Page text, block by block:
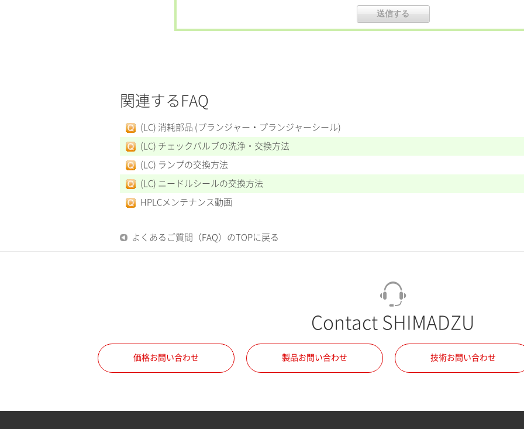
関連するFAQ
(LC) 消耗部品 (プランジャー・プランジャーシール)
(LC) チェックバルブの洗浄・交換方法
(LC) ランプの交換方法
(LC) ニードルシールの交換方法
HPLCメンテナンス動画
よくあるご質問（FAQ）のTOPに戻る
Contact SHIMADZU
価格お問い合わせ 製品お問い合わせ 技術お問い合わせ